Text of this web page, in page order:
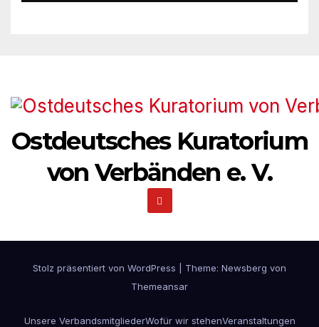
Ostdeutsches Kuratorium
von Verbänden e. V.
Stolz präsentiert von WordPress Theme: Newsberg von
Themeansar
Unsere VerbandsmitgliederWofür wir stehenVeranstaltungen